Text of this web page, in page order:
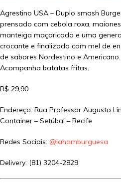
Agrestino USA – Duplo smash
prensado com cebola roxa,
manteiga maçaricado e uma
crocante e finalizado com mel de
de sabores Nordestino e
Acompanha batatas fritas.
R$ 29,90
Endereço: Rua Professor Augusto
Container – Setúbal – Recife
Redes Sociais: @lahamburguesa
Delivery: (81) 3204-2829